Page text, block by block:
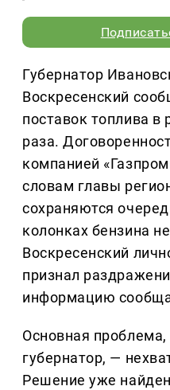
Губернатор
Воскресенский
поставок топлива в
раза.
компанией
словам главы
сохраняются
колонках бензина
Воскресенский
признал
информацию
Основная
губернатор, —
Решение уже